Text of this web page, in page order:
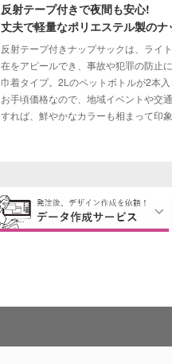
反射テープ付きで夜間も安心!
丈夫で軽量なポリエステル製のナ
反射テープ付きナップサックは、ライ
在をアピールでき、事故や犯罪の防止
巾着タイプ。2Lのペットボトルが2本
お手頃価格なので、地域イベントや交
すれば、鮮やかなカラーも相まって印